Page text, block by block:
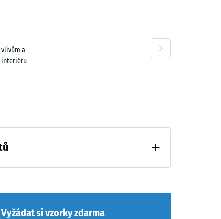
a
interiéru
Vyžádat si vzorky zdarma